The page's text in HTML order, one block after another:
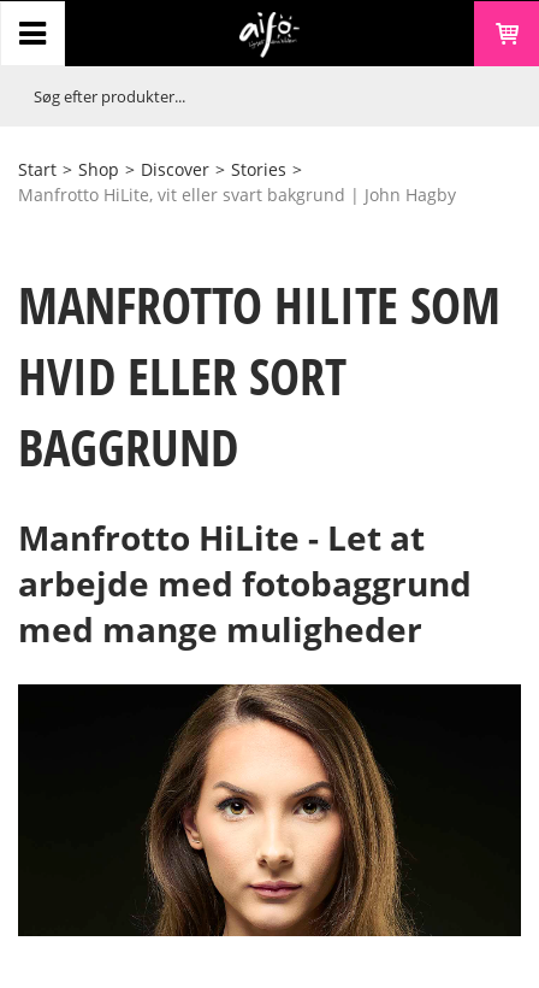
Start > Shop > Discover > Stories >
Manfrotto HiLite, vit eller svart bakgrund | John Hagby
MANFROTTO HILITE SOM
HVID ELLER SORT
BAGGRUND
Manfrotto HiLite - Let at
arbejde med fotobaggrund
med mange muligheder